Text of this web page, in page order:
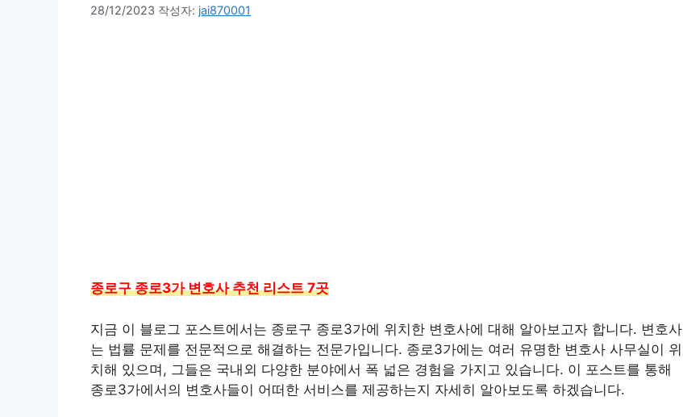
28/12/2023 작성자: jai870001
종로구 종로3가 변호사 추천 리스트 7곳
지금 이 블로그 포스트에서는 종로구 종로3가에 위치한 변호사에 대해 알아보고자 합니다. 변호사
는 법률 문제를 전문적으로 해결하는 전문가입니다. 종로3가에는 여러 유명한 변호사 사무실이 위
치해 있으며, 그들은 국내외 다양한 분야에서 폭 넓은 경험을 가지고 있습니다. 이 포스트를 통해
종로3가에서의 변호사들이 어떠한 서비스를 제공하는지 자세히 알아보도록 하겠습니다.